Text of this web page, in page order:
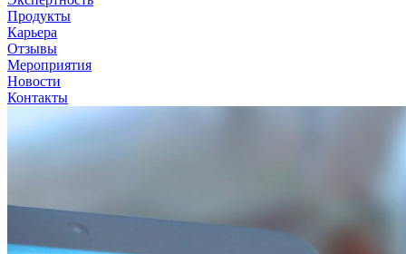
Продукты
Карьера
Отзывы
Мероприятия
Новости
Контакты